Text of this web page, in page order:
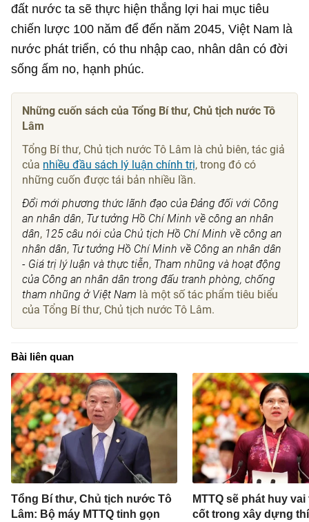
đất nước ta sẽ thực hiện thắng lợi hai mục tiêu
chiến lược 100 năm để đến năm 2045, Việt Nam là
nước phát triển, có thu nhập cao, nhân dân có đời
sống ấm no, hạnh phúc.
Những cuốn sách của Tổng Bí thư, Chủ tịch nước Tô
Lâm
Tổng Bí thư, Chủ tịch nước Tô Lâm là chủ biên, tác giả
của nhiều đầu sách lý luận chính trị, trong đó có
những cuốn được tái bản nhiều lần.
Đổi mới phương thức lãnh đạo của Đảng đối với Công
an nhân dân, Tư tưởng Hồ Chí Minh về công an nhân
dân, 125 câu nói của Chủ tịch Hồ Chí Minh về công an
nhân dân, Tư tưởng Hồ Chí Minh về Công an nhân dân
- Giá trị lý luận và thực tiễn, Tham nhũng và hoạt động
của Công an nhân dân trong đấu tranh phòng, chống
tham nhũng ở Việt Nam là một số tác phẩm tiêu biểu
của Tổng Bí thư, Chủ tịch nước Tô Lâm.
Bài liên quan
Tổng Bí thư, Chủ tịch nước Tô
Lâm: Bộ máy MTTQ tinh gọn
MTTQ sẽ phát huy
cốt trong xây dựng